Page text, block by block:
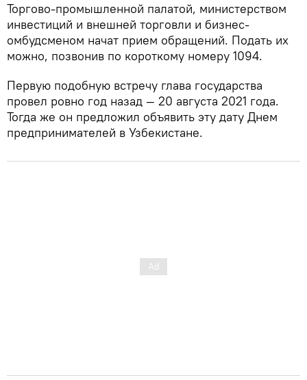
Торгово-промышленной палатой, министерством
инвестиций и внешней торговли и бизнес-
омбудсменом начат прием обращений. Подать их
можно, позвонив по короткому номеру 1094.
Первую подобную встречу глава государства
провел ровно год назад — 20 августа 2021 года.
Тогда же он предложил объявить эту дату Днем
предпринимателей в Узбекистане.